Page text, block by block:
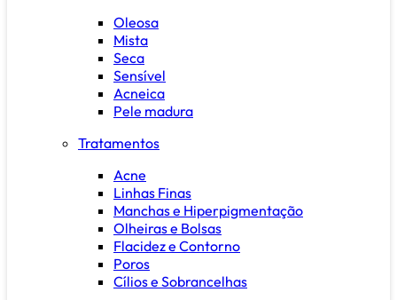
Oleosa
Mista
Seca
Sensível
Acneica
Pele madura
Tratamentos
Acne
Linhas Finas
Manchas e Hiperpigmentação
Olheiras e Bolsas
Flacidez e Contorno
Poros
Cílios e Sobrancelhas